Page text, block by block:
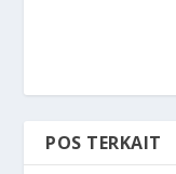
POS TERKAIT